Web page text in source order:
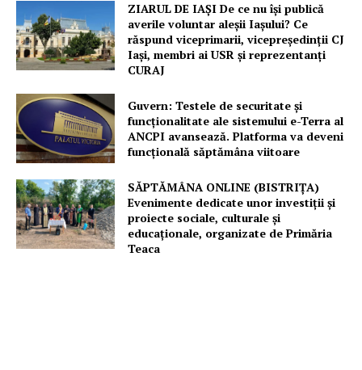
Un proiect
FREEDOM HOUSE ROMÂNIA
PRESShub
Despre noi / Echipa
ZIARUL DE IAȘI De ce nu își publică
averile voluntar aleșii Iașului? Ce
răspund viceprimarii, vicepreședinții CJ
Iași, membri ai USR și reprezentanți
CURAJ
Guvern: Testele de securitate și
funcționalitate ale sistemului e-Terra al
ANCPI avansează. Platforma va deveni
funcțională săptămâna viitoare
SĂPTĂMÂNA ONLINE (BISTRIȚA)
Evenimente dedicate unor investiții și
proiecte sociale, culturale și
educaționale, organizate de Primăria
Teaca